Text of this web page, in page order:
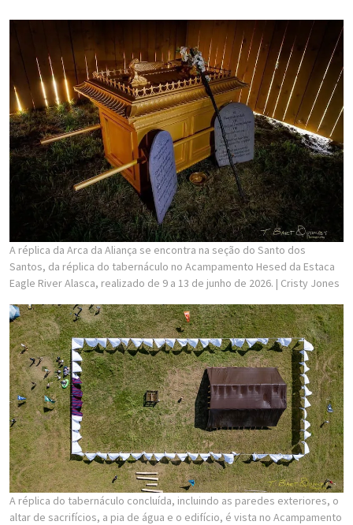
A réplica da Arca da Aliança se encontra na seção do Santo dos
Santos, da réplica do tabernáculo no Acampamento Hesed da Estaca
Eagle River Alasca, realizado de 9 a 13 de junho de 2026. | Cristy Jones
A réplica do tabernáculo concluída, incluindo as paredes exteriores, o
altar de sacrifícios, a pia de água e o edifício, é vista no Acampamento